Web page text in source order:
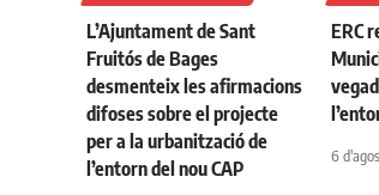
L’Ajuntament de Sant
Fruitós de Bages
desmenteix les afirmacions
difoses sobre el projecte
per a la urbanització de
l’entorn del nou CAP
ERC
6